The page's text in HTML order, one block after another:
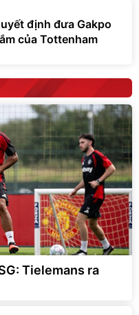
định đưa Gakpo
của Tottenham
Tielemans ra